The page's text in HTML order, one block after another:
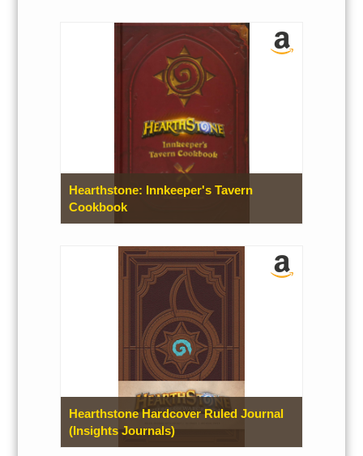
Hearthstone: Innkeeper's Tavern
Cookbook
Hearthstone Hardcover Ruled Journal
(Insights Journals)